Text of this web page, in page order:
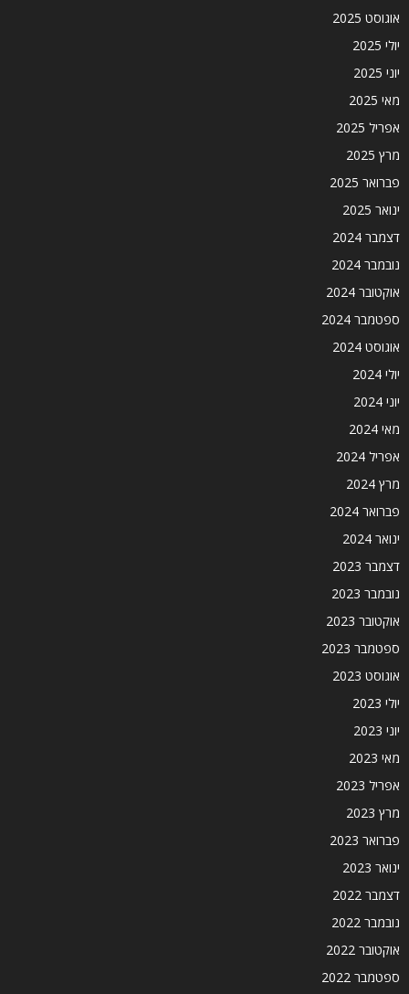
אוגוסט 2025
יולי 2025
יוני 2025
מאי 2025
אפריל 2025
מרץ 2025
פברואר 2025
ינואר 2025
דצמבר 2024
נובמבר 2024
אוקטובר 2024
ספטמבר 2024
אוגוסט 2024
יולי 2024
יוני 2024
מאי 2024
אפריל 2024
מרץ 2024
פברואר 2024
ינואר 2024
דצמבר 2023
נובמבר 2023
אוקטובר 2023
ספטמבר 2023
אוגוסט 2023
יולי 2023
יוני 2023
מאי 2023
אפריל 2023
מרץ 2023
פברואר 2023
ינואר 2023
דצמבר 2022
נובמבר 2022
אוקטובר 2022
ספטמבר 2022